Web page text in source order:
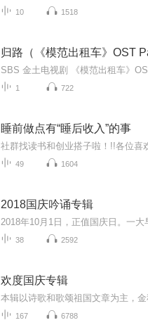
10 1518
归路（《模范出租车》OST
1 722
睡前做点有“睡后收入”的事
49 1604
2018国庆吟诵专辑
38 2592
欢度国庆专辑
167 6788